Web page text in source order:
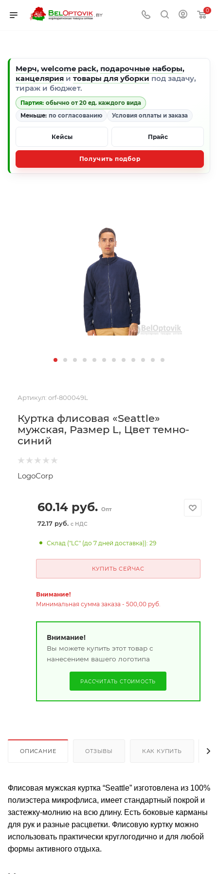
0
Мерч, welcome pack, подарочные наборы,
канцелярия и товары для уборки под задачу,
тираж и бюджет.
Партия: обычно от 20 ед. каждого вида
Меньше: по согласованию Условия оплаты и заказа
Кейсы Прайс
Получить подбор
Артикул: orf-800049L
Куртка флисовая «Seattle»
мужская, Размер L, Цвет темно-
синий
LogoCorp
60.14руб. Опт
72.17 руб. с НДС
Склад ("LC" (до 7 дней доставка)): 29
КУПИТЬ СЕЙЧАС
Внимание!
Минимальная сумма заказа - 500,00 руб.
Внимание!
Вы можете купить этот товар с
нанесением вашего логотипа
РАССЧИТАТЬ СТОИМОСТЬ
ОПИСАНИЕ ОТЗЫВЫ КАК КУПИТЬ
Флисовая мужская куртка “Seattle” изготовлена из 100%
полиэстера микрофлиса, имеет стандартный покрой и
застежку-молнию на всю длину. Есть боковые карманы
для рук и разные расцветки. Флисовую куртку можно
использовать практически круглогодично и для любой
формы активного отдыха.